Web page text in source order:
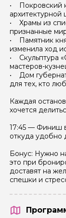
• Покровский
архитектурной
• Храмы из
признанные
• Памятник
изменила ход
• Скульптура
мастеров-
• Дом
для тех, кто
Каждая
хочется
17:45 — Финиш
откуда удобно
Бонус: Нужно
это при
доставят на
спешки и
Задайте
Как вас зовут
Ваша